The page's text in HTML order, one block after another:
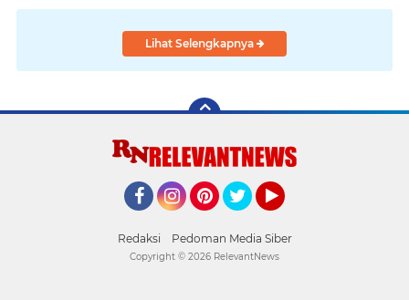
Lihat Selengkapnya
Redaksi Pedoman Media Siber
Copyright © 2026 RelevantNews